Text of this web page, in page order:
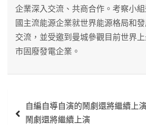
企業深入交流、共商合作。考察小
國主流能源企業就世界能源格局和
交流，並受邀到曼城參觀目前世界
市固廢發電企業。
章
自編自導自演的鬧劇還將繼續上
鬧劇還將繼續上演